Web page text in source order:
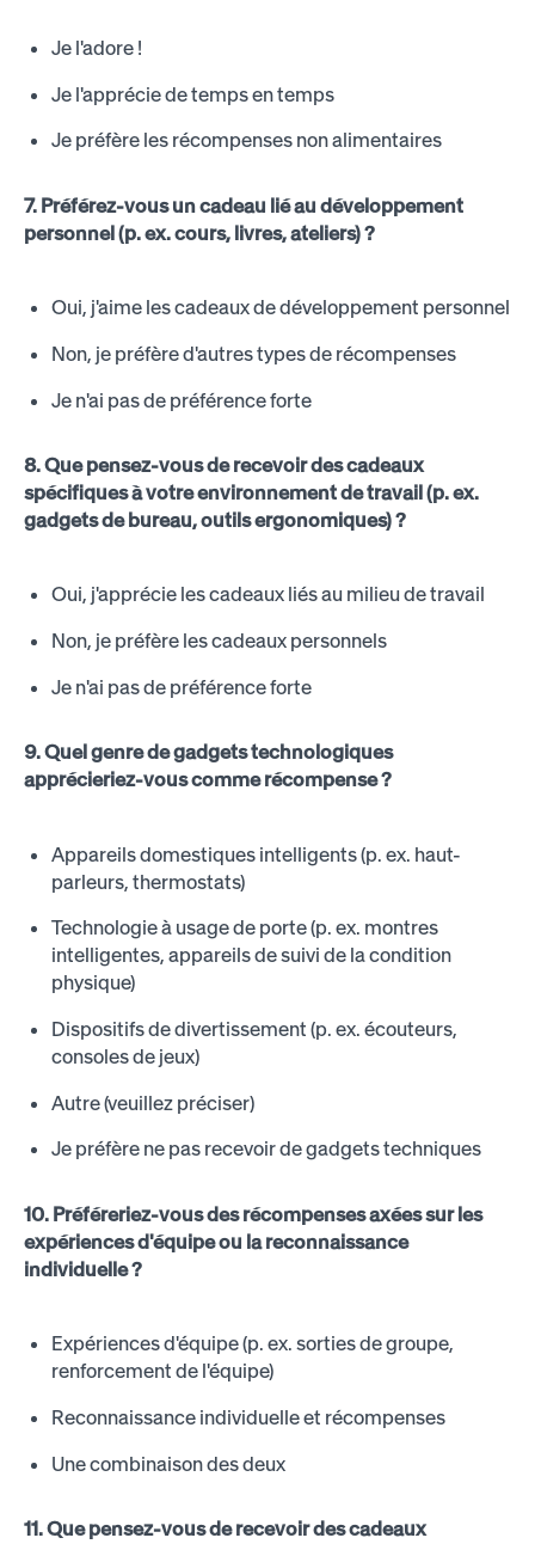
Je l'adore !
Je l'apprécie de temps en temps
Je préfère les récompenses non alimentaires
7. Préférez-vous un cadeau lié au développement
personnel (p. ex. cours, livres, ateliers) ?
Oui, j'aime les cadeaux de développement personnel
Non, je préfère d'autres types de récompenses
Je n'ai pas de préférence forte
8. Que pensez-vous de recevoir des cadeaux
spécifiques à votre environnement de travail (p. ex.
gadgets de bureau, outils ergonomiques) ?
Oui, j'apprécie les cadeaux liés au milieu de travail
Non, je préfère les cadeaux personnels
Je n'ai pas de préférence forte
9. Quel genre de gadgets technologiques
apprécieriez-vous comme récompense ?
Appareils domestiques intelligents (p. ex. haut-
parleurs, thermostats)
Technologie à usage de porte (p. ex. montres
intelligentes, appareils de suivi de la condition
physique)
Dispositifs de divertissement (p. ex. écouteurs,
consoles de jeux)
Autre (veuillez préciser)
Je préfère ne pas recevoir de gadgets techniques
10. Préféreriez-vous des récompenses axées sur les
expériences d'équipe ou la reconnaissance
individuelle ?
Expériences d'équipe (p. ex. sorties de groupe,
renforcement de l'équipe)
Reconnaissance individuelle et récompenses
Une combinaison des deux
11. Que pensez-vous de recevoir des cadeaux